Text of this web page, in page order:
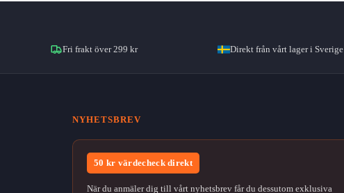
Fri frakt över 299 kr Direkt från vårt lager i Sverige
NYHETSBREV
50 kr värdecheck direkt
När du anmäler dig till vårt nyhetsbrev får du dessutom exklusiva